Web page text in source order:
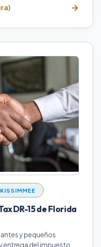
KISSIMMEE
DR-15 de Florida
y pequeños
entrega del impuesto